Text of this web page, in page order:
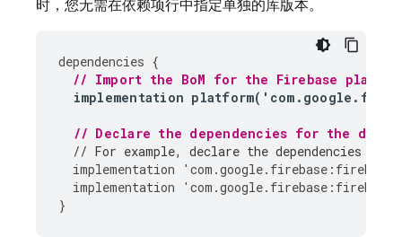
时，您无需在依赖项行中指定单独的库版本。
dependencies {
// Import the BoM for the Firebase
implementation platform( ' com . google .
// Declare the dependencies for the
// For example, declare the dependencies for
implementation
' com .google. firebase : firebase
implementation
' com .google. firebase : firebase
}